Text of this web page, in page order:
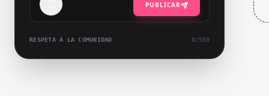
PUBLICAR
RESPETA A LA COMUNIDAD 0 /500